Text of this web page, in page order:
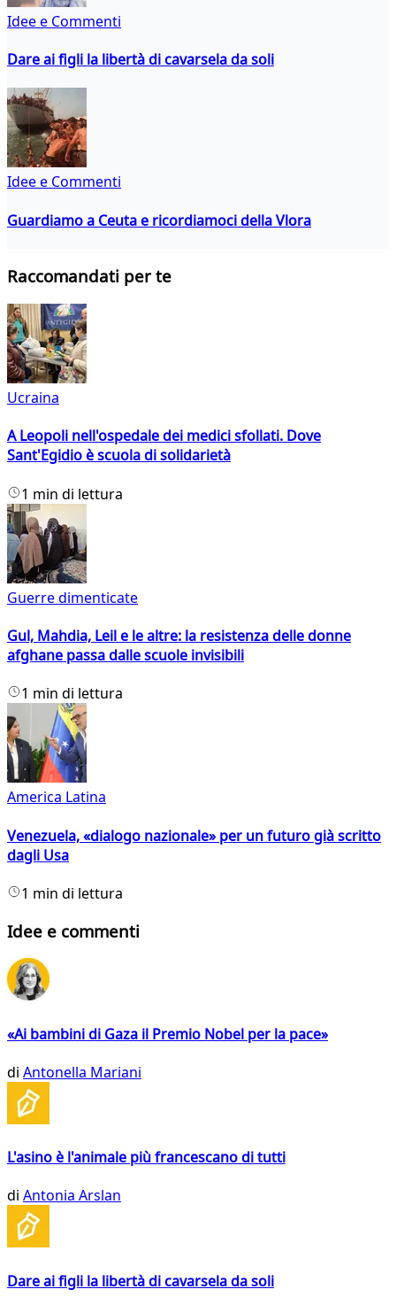
Idee e Commenti
Dare ai figli la libertà di cavarsela da soli
Idee e Commenti
Guardiamo a Ceuta e ricordiamoci della Vlora
Raccomandati per te
Ucraina
A Leopoli nell'ospedale dei medici sfollati. Dove
Sant'Egidio è scuola di solidarietà
1 min di lettura
Guerre dimenticate
Gul, Mahdia, Leil e le altre: la resistenza delle donne
afghane passa dalle scuole invisibili
1 min di lettura
America Latina
Venezuela, «dialogo nazionale» per un futuro già scritto
dagli Usa
1 min di lettura
Idee e commenti
«Ai bambini di Gaza il Premio Nobel per la pace»
di Antonella Mariani
L'asino è l'animale più francescano di tutti
di Antonia Arslan
Dare ai figli la libertà di cavarsela da soli